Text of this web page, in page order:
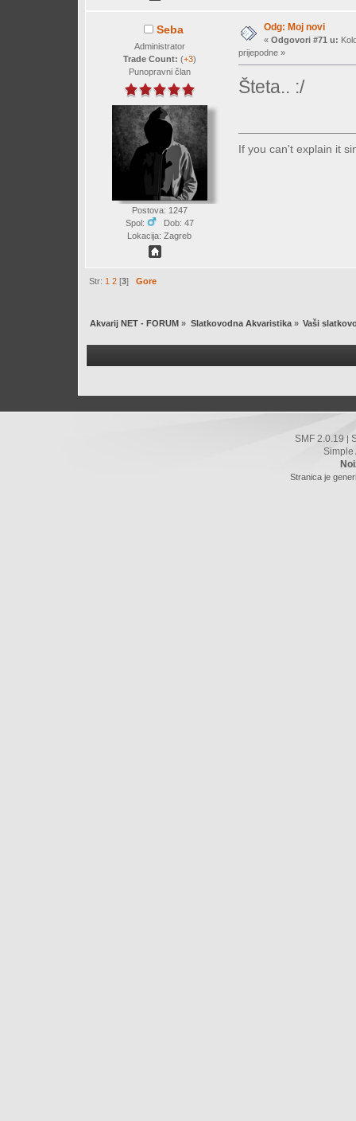
Seba
Administrator
Trade Count: (+3)
Punopravni član
Postova: 1247
Spol:
Dob: 47
Lokacija: Zagreb
Odg: Moj novi
« Odgovori #71 u:
prijepodne »
Šteta.. :/
If you can't explain it
Str: 1 2 [3]Gore
Akvarij NET - FORUM » Slatkovodna Akvaristika» Vaši
SMF 2.0.19 |
Simple
Stranica je